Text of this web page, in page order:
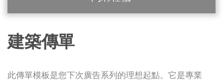
建築傳單
此傳單模板是您下次廣告系列的理想起點。它是專業